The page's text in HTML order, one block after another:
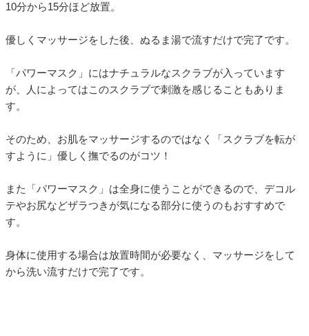
10分から15分ほど放置。
優しくマッサージをした後、ぬるま湯で流すだけで完了です。
「パワーマスク」にはナチュラルなスクラブが入っています
が、人によってはこのスクラブで刺激を感じることもありま
す。
そのため、お肌をマッサージするのではなく「スクラブを転が
すように」優しく撫でるのがコツ！
また「パワーマスク」は全身に使うことができるので、デコル
テやお尻などザラつきが気になる部分に使うのもおすすめで
す。
身体に使用する場合は放置時間が必要なく、マッサージをして
から洗い流すだけで完了です。